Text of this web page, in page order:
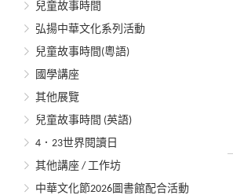
兒童故事時間
弘揚中華文化系列活動
兒童故事時間(粵語)
國學講座
其他展覽
兒童故事時間 (英語)
4．23世界閱讀日
其他講座 / 工作坊
中華文化節2026圖書館配合活動